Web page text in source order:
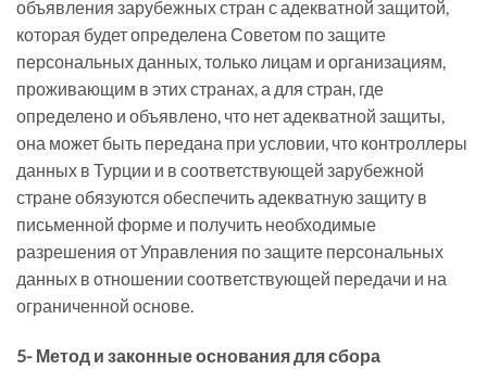
объявления зарубежных стран с адекватной защитой,
которая будет определена Советом по защите
персональных данных, только лицам и организациям,
проживающим в этих странах, а для стран, где
определено и объявлено, что нет адекватной защиты,
она может быть передана при условии, что контроллеры
данных в Турции и в соответствующей зарубежной
стране обязуются обеспечить адекватную защиту в
письменной форме и получить необходимые
разрешения от Управления по защите персональных
данных в отношении соответствующей передачи и на
ограниченной основе.
5- Метод и законные основания для сбора